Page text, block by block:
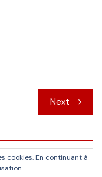
Next
un commentaire.
cookies. En continuant à